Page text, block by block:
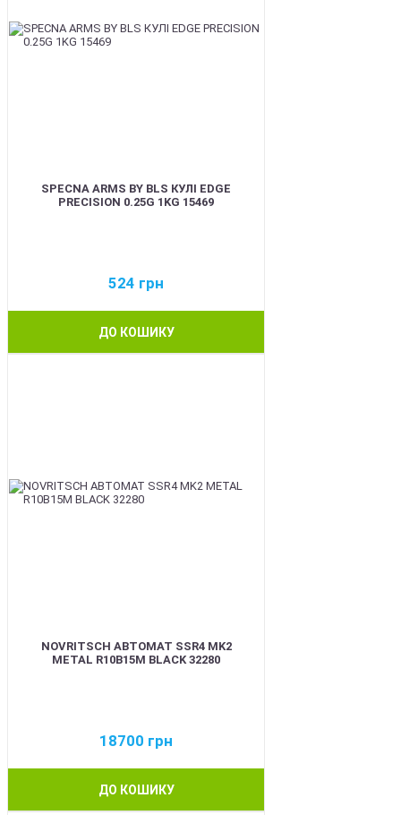
SPECNA ARMS BY BLS КУЛІ EDGE
PRECISION 0.25G 1KG 15469
524 грн
ДО КОШИКУ
NOVRITSCH АВТОМАТ SSR4 MK2
METAL R10B15M BLACK 32280
18700 грн
ДО КОШИКУ